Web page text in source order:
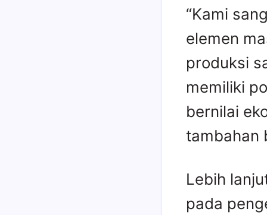
“Kami
elemen
produksi
memiliki
bernilai
tambahan
Lebih
pada